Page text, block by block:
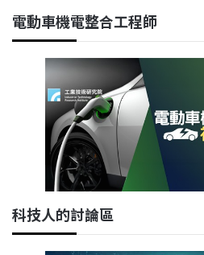
電動車機電整合工程師
科技人的討論區